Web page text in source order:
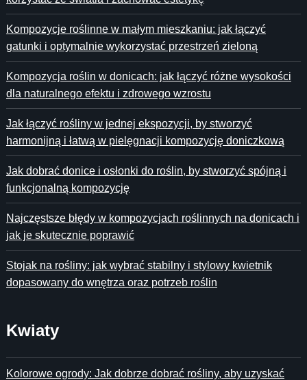
Kompozycje roślinne w małym mieszkaniu: jak łączyć
gatunki i optymalnie wykorzystać przestrzeń zieloną
Kompozycja roślin w donicach: jak łączyć różne wysokości
dla naturalnego efektu i zdrowego wzrostu
Jak łączyć rośliny w jednej ekspozycji, by stworzyć
harmonijną i łatwą w pielęgnacji kompozycję doniczkową
Jak dobrać donice i osłonki do roślin, by stworzyć spójną i
funkcjonalną kompozycję
Najczęstsze błędy w kompozycjach roślinnych na donicach i
jak je skutecznie poprawić
Stojak na rośliny: jak wybrać stabilny i stylowy kwietnik
dopasowany do wnętrza oraz potrzeb roślin
Kwiaty
Kolorowe ogrody: Jak dobrze dobrać rośliny, aby uzyskać